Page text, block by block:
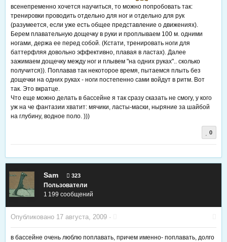
всенепременно хочется научиться, то можно попробовать так:
тренировки проводить отдельно для ног и отдельно для рук
(разумеется, если уже есть общее представление о движениях).
Берем плавательную дощечку в руки и проплываем 100 м. одними
ногами, держа ее перед собой. (Кстати, тренировать ноги для
баттерфляя довольно эффективно, плавая в ластах). Далее
зажимаем дощечку между ног и плывем "на одних руках".. сколько
получится)). Поплавав так некоторое время, пытаемся плыть без
дощечки на одних руках - ноги постепенно сами войдут в ритм. Вот
так. Это вкратце.
Что еще можно делать в бассейне я так сразу сказать не смогу, у кого
уж на че фантазии хватит: мячики, ласты-маски, ныряние за шайбой
на глубину, водное поло. )))
0
Sam 323
Пользователи
1 199 сообщений
Опубликовано 17 августа, 2009 ·
в бассейне очень люблю поплавать, причем именно- поплавать, долго